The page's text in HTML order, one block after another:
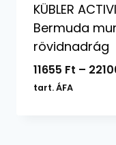
KÜBLER
Bermuda
rövidnadrág
11655 Ft –
tart. ÁFA